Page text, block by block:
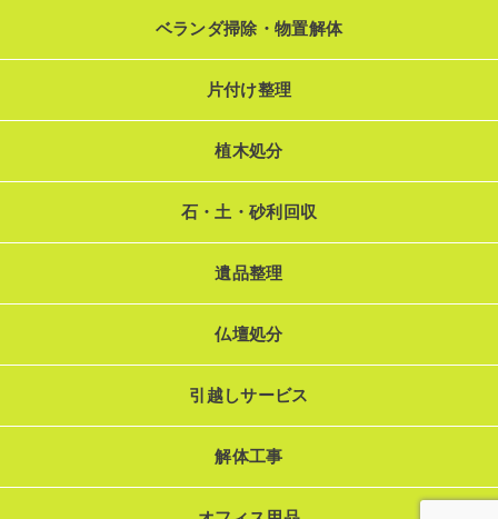
ベランダ掃除・物置解体
片付け整理
植木処分
石・土・砂利回収
遺品整理
仏壇処分
引越しサービス
解体工事